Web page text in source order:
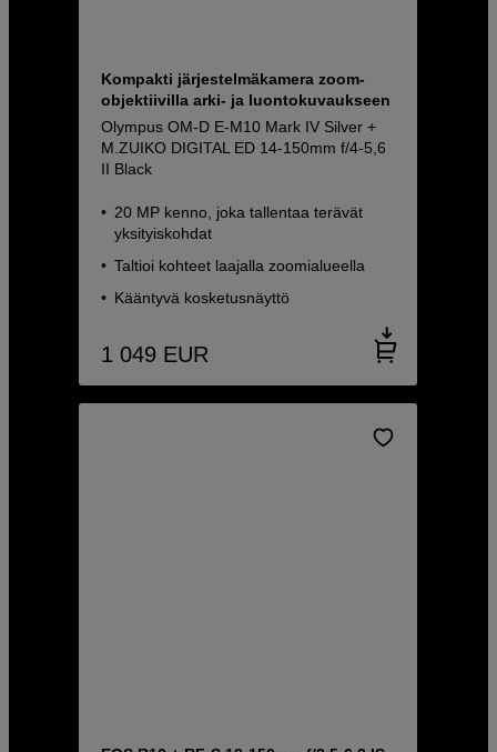
Kompakti järjestelmäkamera zoom-
objektiivilla arki- ja luontokuvaukseen
Olympus OM-D E-M10 Mark IV Silver +
M.ZUIKO DIGITAL ED 14-150mm f/4-5,6
II Black
20 MP kenno, joka tallentaa terävät
yksityiskohdat
Taltioi kohteet laajalla zoomialueella
Kääntyvä kosketusnäyttö
1 049 EUR